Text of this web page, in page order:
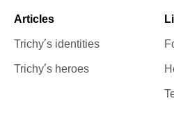
Articles
Trichy’s identities
Trichy’s heroes